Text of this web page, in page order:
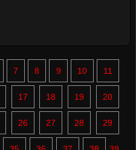
7 8 9 10 11
17 18 19 20
26 27 28 29